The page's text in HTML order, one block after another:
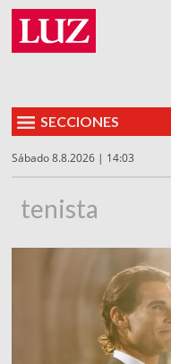
SECCIONES
Sábado 8.8.2026 | 14:03
tenista